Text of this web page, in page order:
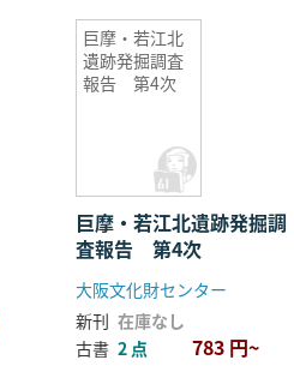
巨摩・若江北
遺跡発掘調査
報告 第4次
巨摩・若江北遺跡発掘調
査報告 第4次
大阪文化財センター
新刊 在庫なし
古書 2 点 783 円~